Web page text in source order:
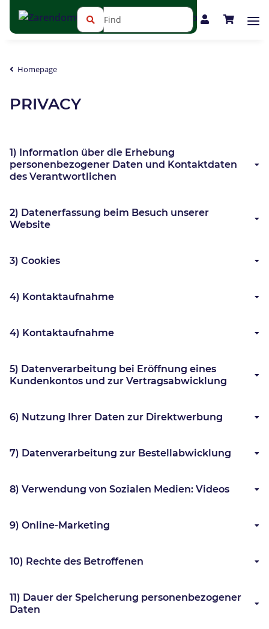
Homepage
PRIVACY
1) Information über die Erhebung
personenbezogener Daten und Kontaktdaten
des Verantwortlichen
2) Datenerfassung beim Besuch unserer
Website
3) Cookies
4) Kontaktaufnahme
4) Kontaktaufnahme
5) Datenverarbeitung bei Eröffnung eines
Kundenkontos und zur Vertragsabwicklung
6) Nutzung Ihrer Daten zur Direktwerbung
7) Datenverarbeitung zur Bestellabwicklung
8) Verwendung von Sozialen Medien: Videos
9) Online-Marketing
10) Rechte des Betroffenen
11) Dauer der Speicherung personenbezogener
Daten